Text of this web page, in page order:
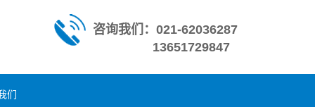
咨询我们：021-62036287
13651729847
们